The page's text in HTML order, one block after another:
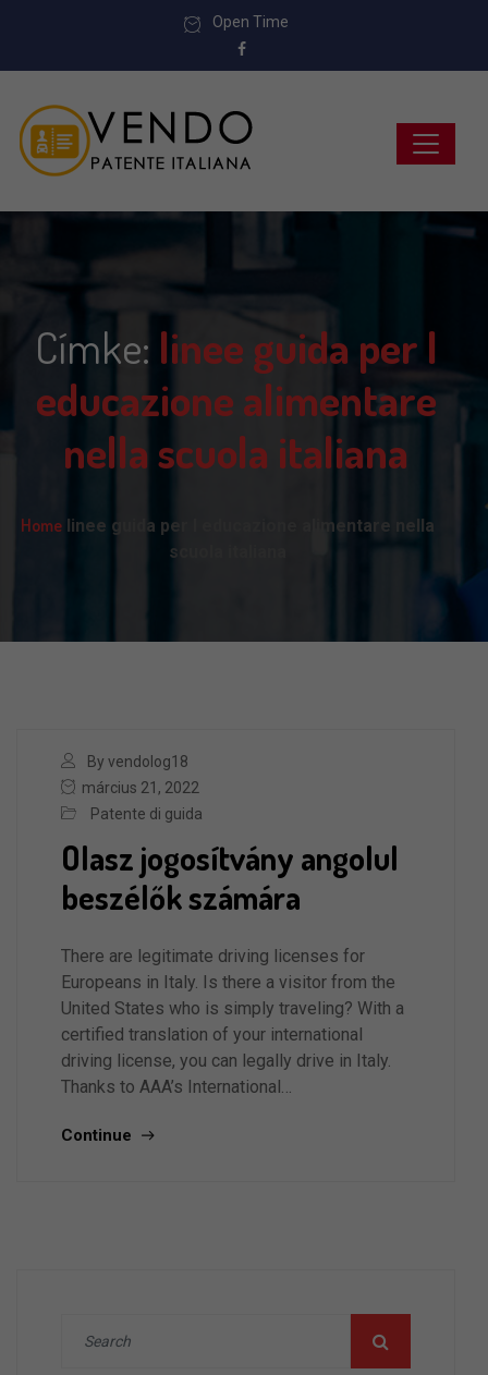
Open Time
Címke: linee guida per l
educazione alimentare
nella scuola italiana
Homelinee guida per l educazione alimentare nella
scuola italiana
By vendolog18
március 21, 2022
Patente di guida
Olasz jogosítvány angolul
beszélők számára
There are legitimate driving licenses for
Europeans in Italy. Is there a visitor from the
United States who is simply traveling? With a
certified translation of your international
driving license, you can legally drive in Italy.
Thanks to AAA’s International…
Continue